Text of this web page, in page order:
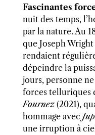
Fascinantes
nuit des temps,
par la nature. Au
que Joseph
rendaient
dépeindre la
jours, personne
forces telluriques
Fournez(2021),
hommage avec
une irruption à